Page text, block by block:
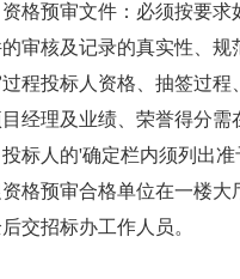
格预审文件：必须按要求
审核及记录的真实性、规
程投标人资格、抽签过程
经理及业绩、荣誉得分需
标人的'确定栏内须列出
格预审合格单位在一楼大
交招标办工作人员。